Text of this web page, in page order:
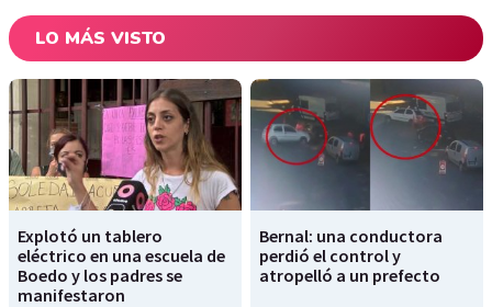
LO MÁS VISTO
Explotó un tablero
eléctrico en una escuela de
Boedo y los padres se
manifestaron
Bernal: una conductora
perdió el control y
atropelló a un prefecto